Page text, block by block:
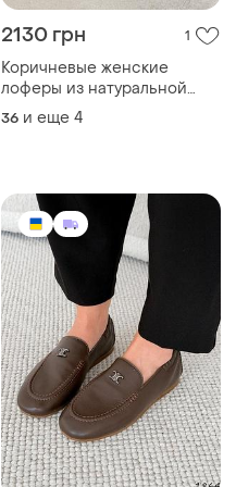
2130 грн 1
Коричневые женские
лоферы из натуральной
кожи на весну осень
36 и еще 4